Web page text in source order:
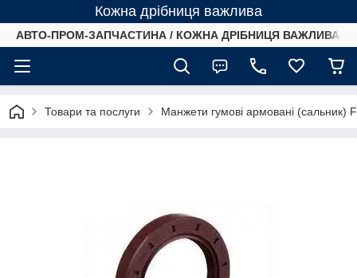
Кожна дрібниця важлива
АВТО-ПРОМ-ЗАПЧАСТИНА / КОЖНА ДРІБНИЦЯ ВАЖЛИВА /
Товари та послуги Манжети гумові армовані (сальник)